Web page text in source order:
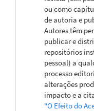
ou como
de autoria e
Autores têm
publicar e
repositórios
pessoal) a
processo
alterações
impacto e a
"O Efeito do